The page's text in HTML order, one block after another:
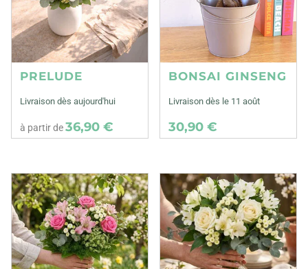
PRELUDE
Livraison dès aujourd'hui
à partir de36,90 €
BONSAI GINSENG
Livraison dès le 11 août
30,90 €